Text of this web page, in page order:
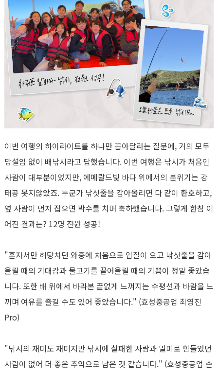
이번 여행의 하이라이트를 하나만 꼽아달라는 질문에, 거의 모두
망설임 없이 배낚시라고 답했습니다. 이번 여행은 낚시가 처음인
사람이 대부분이었지만, 에메랄드빛 바다 위에서의 분위기는 강
태공 못지않았죠. 누군가 낚싯줄을 감아올리면 다 같이 환호하고,
옆 사람이 먼저 잡으면 박수를 치며 축하했습니다. 그렇게 한참 이
어진 결과는? 12명 전원 성공!
"혼자서만 허탕치던 와중에 처음으로 입질이 오고 낚싯줄을 감아
올릴 때의 기대감과 물고기를 끌어올릴 때의 기쁨이 정말 좋았습
니다. 또한 배 위에서 바라본 끝없게 느껴지는 수평선과 바람을 느
끼며 여유를 즐길 수도 있어 좋았습니다." (효성중공업 최영진
Pro)
"낚시의 재미도 재미지만 낚시에 실패한 사람과 멀미로 힘들었던
사람이 없어 더 좋은 추억으로 남은 것 같습니다." (효성중공업 손